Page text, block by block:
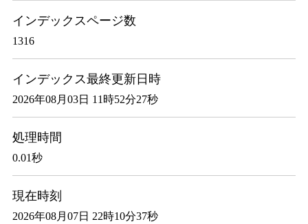
インデックスページ数
1316
インデックス最終更新日時
2026年08月03日 11時52分27秒
処理時間
0.01秒
現在時刻
2026年08月07日 22時10分37秒